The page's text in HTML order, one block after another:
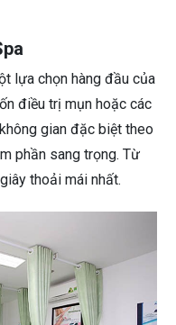
lựa chọn hàng đầu của
điều trị mụn hoặc các
gian đặc biệt theo
phần sang trọng. Từ
thoải mái nhất.